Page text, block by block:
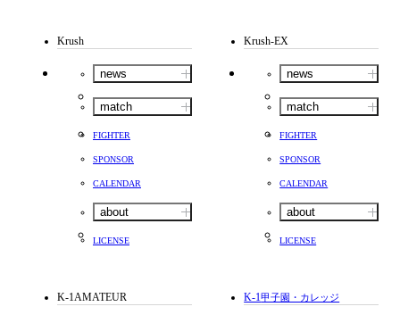
Krush
news
match
FIGHTER
SPONSOR
CALENDAR
about
LICENSE
Krush-EX
news
match
FIGHTER
SPONSOR
CALENDAR
about
LICENSE
K-1AMATEUR K-1甲子園・カレッジ